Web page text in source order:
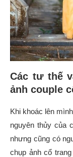
Các tư thế
ảnh couple
Khi khoác lên
nguyên thủy của
nhưng cũng có
chụp ảnh cổ